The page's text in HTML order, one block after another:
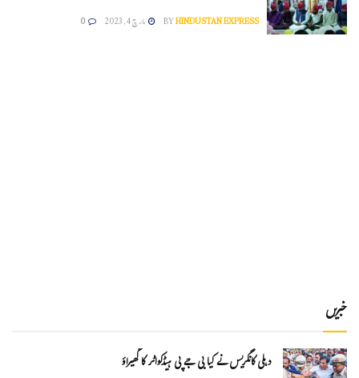
BYHINDUSTAN EXPRESS مارچ 4, 2023 0
خبریں
دہلی کانگریس نے کیا بی جے پی ہیڈکواٹر کا گھیراؤ